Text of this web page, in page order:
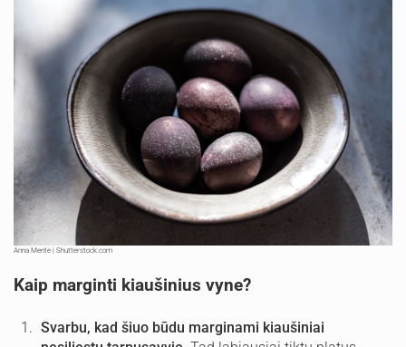
Anna Mente | Shutterstock.com
Kaip marginti kiaušinius vyne?
Svarbu, kad šiuo būdu marginami kiaušiniai